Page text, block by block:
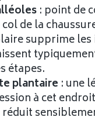
: point de
col de la
supprime
étapes.
plantaire : une
à cet
réduit